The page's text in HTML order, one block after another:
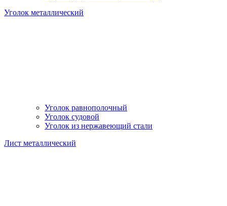
Уголок металлический
Уголок равнополочный
Уголок судовой
Уголок из нержавеющий стали
Лист металлический